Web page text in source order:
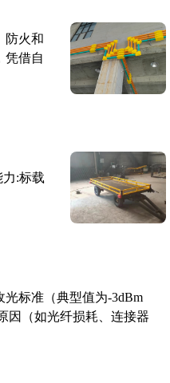
防火和
凭借自
力:标载
标准（典型值为-3dBm
因（如光纤损耗、连接器